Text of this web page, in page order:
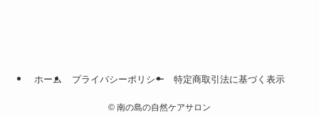
ホーム プライバシーポリシー 特定商取引法に基づく表示
© 南の島の自然ケアサロン